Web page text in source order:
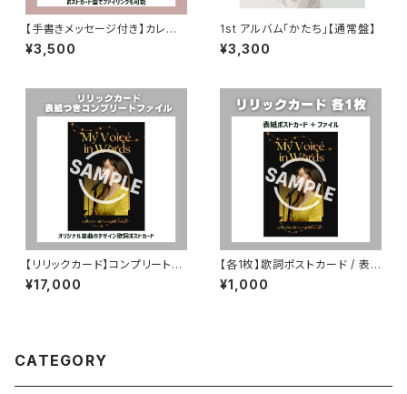
【手書きメッセージ付き】カレン
ダー2026
¥3,500
1st アルバム「かたち」【通常盤】
¥3,300
【リリックカード】コンプリートフ
ァイル（表紙つき+楽曲No.1〜1
7）
¥17,000
【各1枚】歌詞ポストカード / 表
紙つきファイル
¥1,000
CATEGORY